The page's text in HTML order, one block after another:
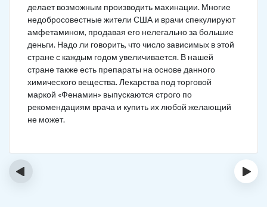
делает возможным производить махинации. Многие
недобросовестные жители США и врачи спекулируют
амфетамином, продавая его нелегально за большие
деньги. Надо ли говорить, что число зависимых в этой
стране с каждым годом увеличивается. В нашей
стране также есть препараты на основе данного
химического вещества. Лекарства под торговой
маркой «Фенамин» выпускаются строго по
рекомендациям врача и купить их любой желающий
не может.
‹ ›